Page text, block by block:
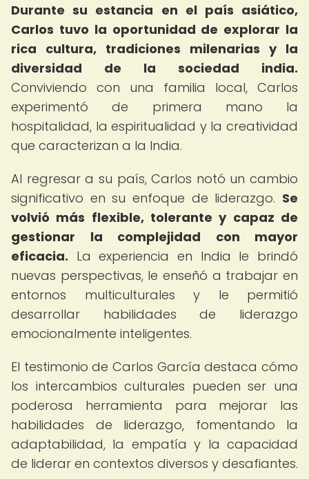
Durante su estancia en el país asiático,
Carlos tuvo la oportunidad de explorar la
rica cultura, tradiciones milenarias y la
diversidad de la sociedad india.
Conviviendo con una familia local, Carlos
experimentó de primera mano la
hospitalidad, la espiritualidad y la creatividad
que caracterizan a la India.
Al regresar a su país, Carlos notó un cambio
significativo en su enfoque de liderazgo. Se
volvió más flexible, tolerante y capaz de
gestionar la complejidad con mayor
eficacia. La experiencia en India le brindó
nuevas perspectivas, le enseñó a trabajar en
entornos multiculturales y le permitió
desarrollar habilidades de liderazgo
emocionalmente inteligentes.
El testimonio de Carlos García destaca cómo
los intercambios culturales pueden ser una
poderosa herramienta para mejorar las
habilidades de liderazgo, fomentando la
adaptabilidad, la empatía y la capacidad
de liderar en contextos diversos y desafiantes.